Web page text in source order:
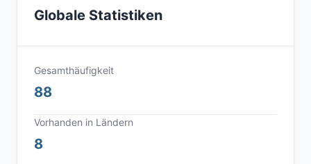
Globale Statistiken
Gesamthäufigkeit
88
Vorhanden in Ländern
8